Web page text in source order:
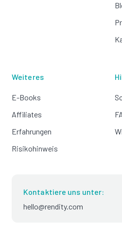
Weiteres
E-Books
Affiliates
Erfahrungen
Risikohinweis
Kontaktiere uns unter:
hello@rendity.com